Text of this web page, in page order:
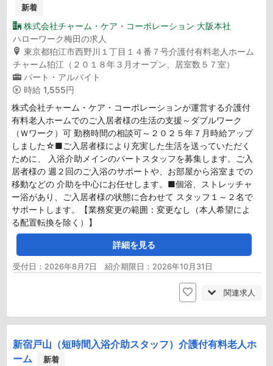
新着
株式会社チャーム・ケア・コーポレーション 大阪本社
ハローワーク梅田の求人
東京都狛江市西野川１丁目１４番７号介護付有料老人ホーム
チャーム狛江（２０１８年３月オープン、居室数５７室）
パート・アルバイト
時給 1,555円
株式会社チャーム・ケア・コーポレーションが運営する介護付
有料老人ホームでのご入居者様の生活の支援～ダブルワーク
（Ｗワーク）可 勤務時間の相談可～２０２５年７月時給アップ
しました☆■ご入居者様により充実した生活を送っていただく
ために、 入浴介助メインのパートスタッフを募集します。ご入
居者様の 週２回のご入浴のサポートや、お部屋から浴室までの
移動などの 介助を中心にお任せします。■個浴、ストレッチャ
ー浴があり、ご入居者様の状態に合わせて スタッフ１～２名で
サポートします。【業務変更の範囲：変更なし（本人希望によ
る配置転換を除く）】
詳細を見る
受付日：2026年8月7日 紹介期限日：2026年10月31日
関連求人
新宿戸山（短時間入浴介助スタッフ）介護付有料老人ホ
ーム
新着